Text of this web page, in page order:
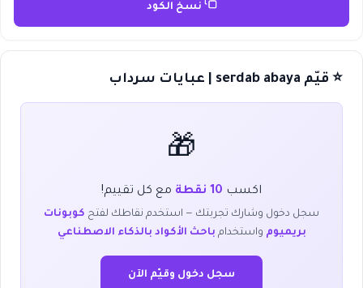
نسخ الكود
⭐ قيّم serdab abaya | عبايات سرداب
🎁
اكسب 10 نقطة مع كل تقييم!
سجل دخول وشارك تجربتك — استخدم نقاطك لفتح كوبونات
بريميوم واستخدام باحث الأكواد بالذكاء الاصطناعي
سجل دخول وقيّم الآن